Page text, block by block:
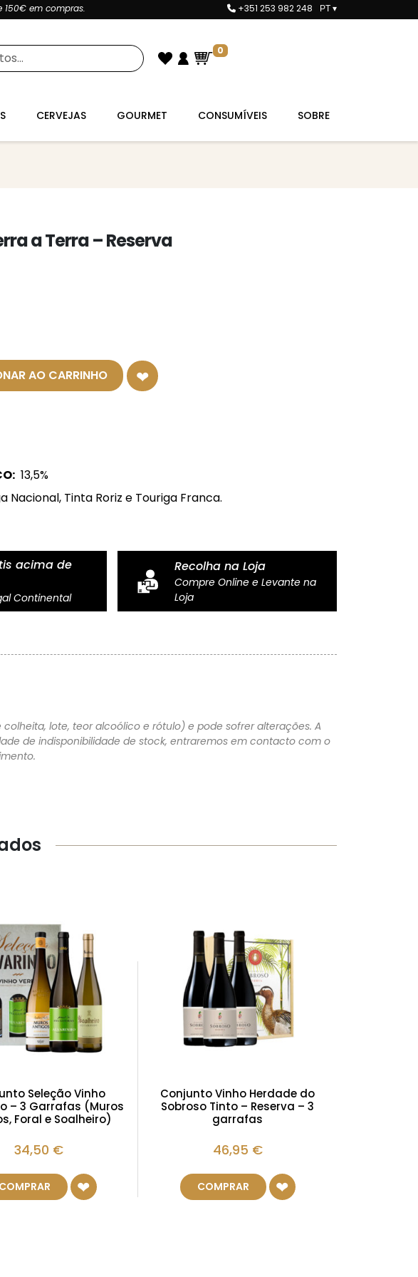
150€ em compras. +351 253 982 248 PT ▾
0
CERVEJAS GOURMET CONSUMÍVEIS SOBRE
a Terra – Reserva
AO CARRINHO
13,5%
Nacional, Tinta Roriz e Touriga Franca.
acima de
Continental
Recolha na Loja
Compre Online e Levante na
Loja
lote, teor alcoólico e rótulo) e pode sofrer alterações. A
de indisponibilidade de stock, entraremos em contacto com o
Seleção Vinho
– 3 Garrafas (Muros
Foral e Soalheiro)
34,50 €
COMPRAR
Conjunto Vinho Herdade do
Sobroso Tinto – Reserva – 3
garrafas
46,95 €
COMPRAR